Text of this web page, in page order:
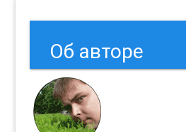
Об авторе